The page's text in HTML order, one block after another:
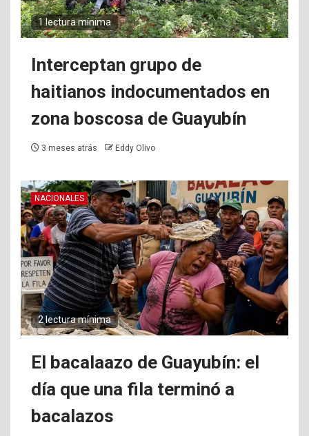
1 lectura mínima
Interceptan grupo de
haitianos indocumentados en
zona boscosa de Guayubín
3 meses atrás Eddy Olivo
NACIONALES
2 lectura mínima
El bacalaazo de Guayubín: el
día que una fila terminó a
bacalazos